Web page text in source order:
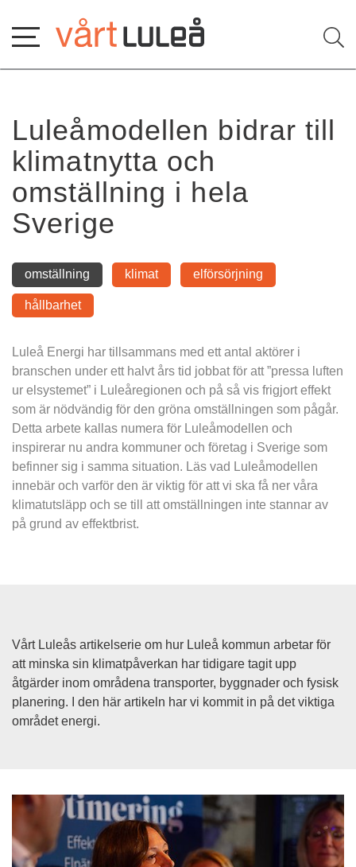
innehåll
Luleåmodellen bidrar till
klimatnytta och
omställning i hela
Sverige
omställning klimat elförsörjning
hållbarhet
Luleå Energi har tillsammans med ett antal aktörer i
branschen under ett halvt års tid jobbat för att ”pressa luften
ur elsystemet” i Luleåregionen och på så vis frigjort effekt
som är nödvändig för den gröna omställningen som pågår.
Detta arbete kallas numera för Luleåmodellen och
inspirerar nu andra kommuner och företag i Sverige som
befinner sig i samma situation. Läs vad Luleåmodellen
innebär och varför den är viktig för att vi ska få ner våra
klimatutsläpp och se till att omställningen inte stannar av
på grund av effektbrist.
Vårt Luleås artikelserie om hur Luleå kommun arbetar för
att minska sin klimatpåverkan har tidigare tagit upp
åtgärder inom områdena transporter, byggnader och fysisk
planering. I den här artikeln har vi kommit in på det viktiga
området energi.